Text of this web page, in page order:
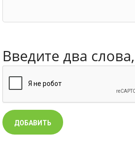
Введите два